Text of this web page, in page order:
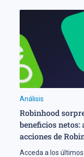
Análisis
Robinhood
beneficios
acciones de
Acceda a los